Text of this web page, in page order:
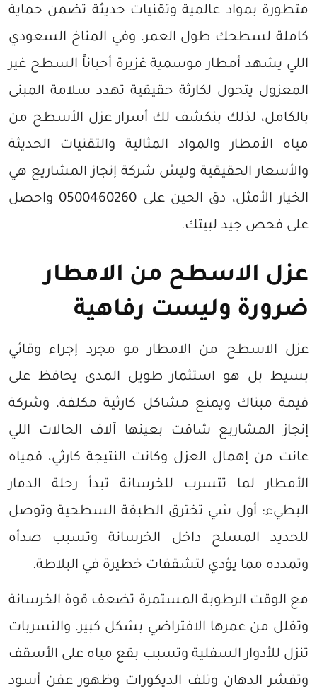
متطورة بمواد عالمية وتقنيات حديثة تضمن حماية
كاملة لسطحك طول العمر، وفي المناخ السعودي
اللي يشهد أمطار موسمية غزيرة أحياناً السطح غير
المعزول يتحول لكارثة حقيقية تهدد سلامة المبنى
بالكامل، لذلك بنكشف لك أسرار عزل الأسطح من
مياه الأمطار والمواد المثالية والتقنيات الحديثة
والأسعار الحقيقية وليش شركة إنجاز المشاريع هي
الخيار الأمثل، دق الحين على 0500460260 واحصل
على فحص جيد لبيتك.
عزل الاسطح من الامطار
ضرورة وليست رفاهية
عزل الاسطح من الامطار مو مجرد إجراء وقائي
بسيط بل هو استثمار طويل المدى يحافظ على
قيمة مبناك ويمنع مشاكل كارثية مكلفة، وشركة
إنجاز المشاريع شافت بعينها آلاف الحالات اللي
عانت من إهمال العزل وكانت النتيجة كارثي، فمياه
الأمطار لما تتسرب للخرسانة تبدأ رحلة الدمار
البطيء: أول شي تخترق الطبقة السطحية وتوصل
للحديد المسلح داخل الخرسانة وتسبب صدأه
وتمدده مما يؤدي لتشققات خطيرة في البلاطة.
مع الوقت الرطوبة المستمرة تضعف قوة الخرسانة
وتقلل من عمرها الافتراضي بشكل كبير، والتسربات
تنزل للأدوار السفلية وتسبب بقع مياه على الأسقف
وتقشر الدهان وتلف الديكورات وظهور عفن أسود